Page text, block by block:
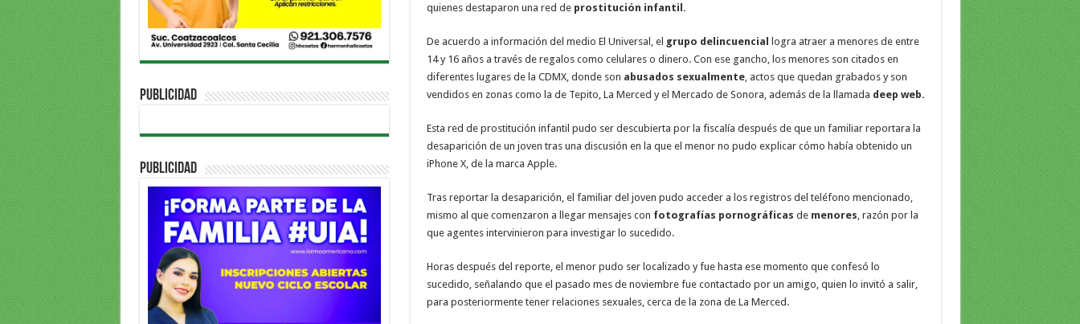
quienes destaparon una red de prostitución infantil.
De acuerdo a información del medio El Universal, el grupo delincuencial logra atraer a menores de entre
14 y 16 años a través de regalos como celulares o dinero. Con ese gancho, los menores son citados en
diferentes lugares de la CDMX, donde son abusados sexualmente, actos que quedan grabados y son
vendidos en zonas como la de Tepito, La Merced y el Mercado de Sonora, además de la llamada deep web.
Esta red de prostitución infantil pudo ser descubierta por la fiscalía después de que un familiar reportara la
desaparición de un joven tras una discusión en la que el menor no pudo explicar cómo había obtenido un
iPhone X, de la marca Apple.
Tras reportar la desaparición, el familiar del joven pudo acceder a los registros del teléfono mencionado,
mismo al que comenzaron a llegar mensajes con fotografías pornográficas de menores , razón por la
que agentes intervinieron para investigar lo sucedido.
Horas después del reporte, el menor pudo ser localizado y fue hasta ese momento que confesó lo
sucedido, señalando que el pasado mes de noviembre fue contactado por un amigo, quien lo invitó a salir,
para posteriormente tener relaciones sexuales, cerca de la zona de La Merced.
PUBLICIDAD
PUBLICIDAD